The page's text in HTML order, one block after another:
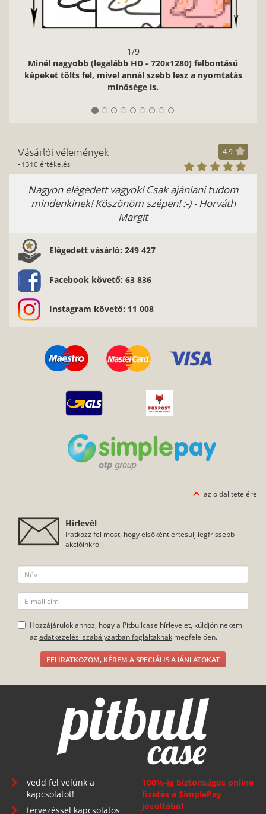
1/9
Minél nagyobb (legalább HD - 720x1280) felbontású
képeket tölts fel, mivel annál szebb lesz a nyomtatás
minősége is.
Vásárlói vélemények
- 1310 értékelés
4.9
Nagyon elégedett vagyok! Csak ajánlani tudom
mindenkinek! Köszönöm szépen! :-) - Horváth
Margit
Elégedett vásárló: 249 427
Facebook követő: 63 836
Instagram követő: 11 008
az oldal tetejére
Hírlevél
Iratkozz fel most, hogy elsőként értesülj legfrissebb
akcióinkról!
Hozzájárulok ahhoz, hogy a Pitbullcase hírlevelet, küldjön nekem
az adatkezelési szabályzatban foglaltaknak megfelelően.
FELIRATKOZOM, KÉREM A SPECIÁLIS AJÁNLATOKAT
vedd fel velünk a
kapcsolatot!
tervezéssel kapcsolatos
100%-ig biztonságos online
fizetés a SimplePay
jóvoltából